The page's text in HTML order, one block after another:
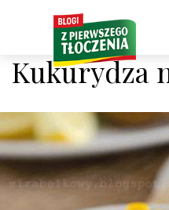
Kukurydza